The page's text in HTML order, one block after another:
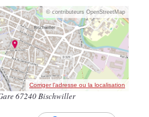
© contributeurs OpenStreetMap
Corriger l’adresse ou la localisation
67240 Bischwiller